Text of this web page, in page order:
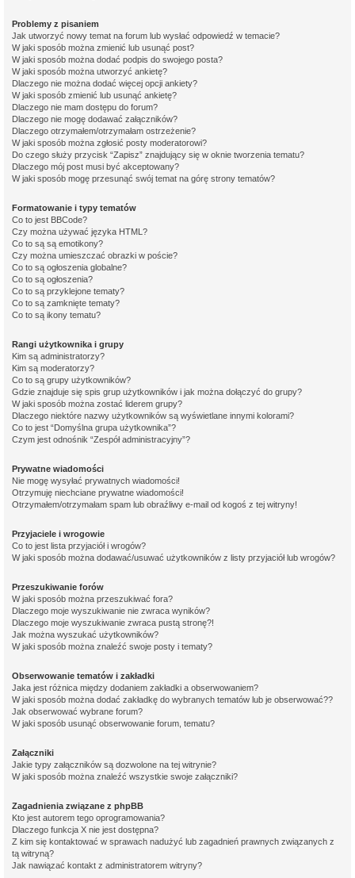
Problemy z pisaniem
Jak utworzyć nowy temat na forum lub wysłać odpowiedź w temacie?
W jaki sposób można zmienić lub usunąć post?
W jaki sposób można dodać podpis do swojego posta?
W jaki sposób można utworzyć ankietę?
Dlaczego nie można dodać więcej opcji ankiety?
W jaki sposób zmienić lub usunąć ankietę?
Dlaczego nie mam dostępu do forum?
Dlaczego nie mogę dodawać załączników?
Dlaczego otrzymałem/otrzymałam ostrzeżenie?
W jaki sposób można zgłosić posty moderatorowi?
Do czego służy przycisk “Zapisz” znajdujący się w oknie tworzenia tematu?
Dlaczego mój post musi być akceptowany?
W jaki sposób mogę przesunąć swój temat na górę strony tematów?
Formatowanie i typy tematów
Co to jest BBCode?
Czy można używać języka HTML?
Co to są są emotikony?
Czy można umieszczać obrazki w poście?
Co to są ogłoszenia globalne?
Co to są ogłoszenia?
Co to są przyklejone tematy?
Co to są zamknięte tematy?
Co to są ikony tematu?
Rangi użytkownika i grupy
Kim są administratorzy?
Kim są moderatorzy?
Co to są grupy użytkowników?
Gdzie znajduje się spis grup użytkowników i jak można dołączyć do grupy?
W jaki sposób można zostać liderem grupy?
Dlaczego niektóre nazwy użytkowników są wyświetlane innymi kolorami?
Co to jest “Domyślna grupa użytkownika”?
Czym jest odnośnik “Zespół administracyjny”?
Prywatne wiadomości
Nie mogę wysyłać prywatnych wiadomości!
Otrzymuję niechciane prywatne wiadomości!
Otrzymałem/otrzymałam spam lub obraźliwy e-mail od kogoś z tej witryny!
Przyjaciele i wrogowie
Co to jest lista przyjaciół i wrogów?
W jaki sposób można dodawać/usuwać użytkowników z listy przyjaciół lub wrogów?
Przeszukiwanie forów
W jaki sposób można przeszukiwać fora?
Dlaczego moje wyszukiwanie nie zwraca wyników?
Dlaczego moje wyszukiwanie zwraca pustą stronę?!
Jak można wyszukać użytkowników?
W jaki sposób można znaleźć swoje posty i tematy?
Obserwowanie tematów i zakładki
Jaka jest różnica między dodaniem zakładki a obserwowaniem?
W jaki sposób można dodać zakładkę do wybranych tematów lub je obserwować??
Jak obserwować wybrane forum?
W jaki sposób usunąć obserwowanie forum, tematu?
Załączniki
Jakie typy załączników są dozwolone na tej witrynie?
W jaki sposób można znaleźć wszystkie swoje załączniki?
Zagadnienia związane z phpBB
Kto jest autorem tego oprogramowania?
Dlaczego funkcja X nie jest dostępna?
Z kim się kontaktować w sprawach nadużyć lub zagadnień prawnych związanych z
tą witryną?
Jak nawiązać kontakt z administratorem witryny?